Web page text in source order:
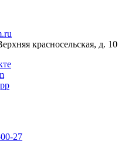
красносельская, д. 10
27